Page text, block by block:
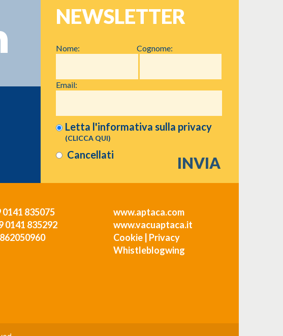
NEWSLETTER
Nome: Cognome:
Email:
Letta l'informativa sulla privacy
(CLICCA QUI)
Cancellati
0141 835075
0141 835292
www.aptaca.com
www.vacuaptaca.it
Cookie| Privacy
Whistleblogwing